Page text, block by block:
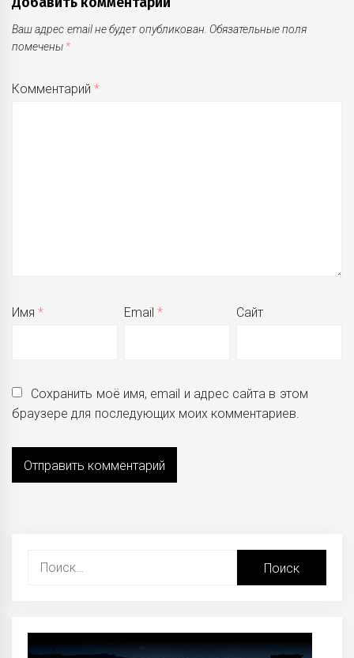
Ваш адрес email не будет опубликован. Обязательные поля
помечены *
Комментарий*
Имя* Email* Сайт
Сохранить моё имя, email и адрес сайта в этом
браузере для последующих моих комментариев.